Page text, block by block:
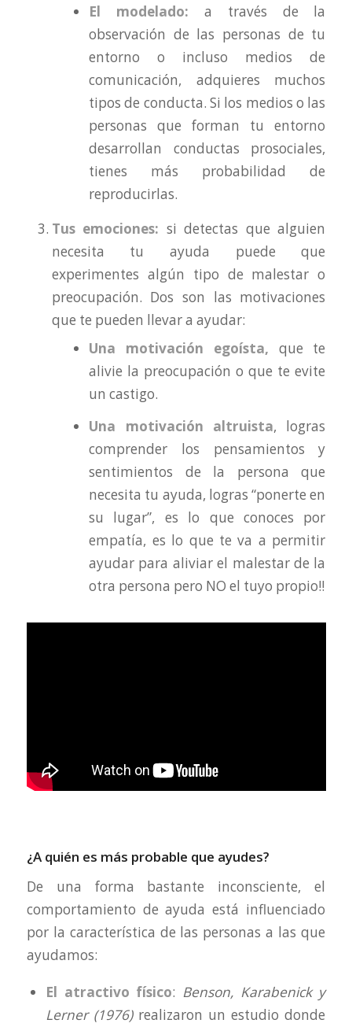
El modelado: a través de la
observación de las personas de tu
entorno o incluso medios de
comunicación, adquieres muchos
tipos de conducta. Si los medios o las
personas que forman tu entorno
desarrollan conductas prosociales,
tienes más probabilidad de
reproducirlas.
Tus emociones: si detectas que alguien
necesita tu ayuda puede que
experimentes algún tipo de malestar o
preocupación. Dos son las motivaciones
que te pueden llevar a ayudar:
Una motivación egoísta, que te
alivie la preocupación o que te evite
un castigo.
Una motivación altruista, logras
comprender los pensamientos y
sentimientos de la persona que
necesita tu ayuda, logras “ponerte en
su lugar”, es lo que conoces por
empatía, es lo que te va a permitir
ayudar para aliviar el malestar de la
otra persona pero NO el tuyo propio!!
¿A quién es más probable que ayudes?
De una forma bastante inconsciente, el
comportamiento de ayuda está influenciado
por la característica de las personas a las que
ayudamos:
El atractivo físico: Benson, Karabenick y
Lerner (1976)realizaron un estudio donde